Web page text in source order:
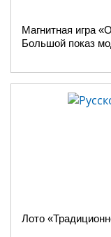
Магнитная игра
Большой показ
Лото